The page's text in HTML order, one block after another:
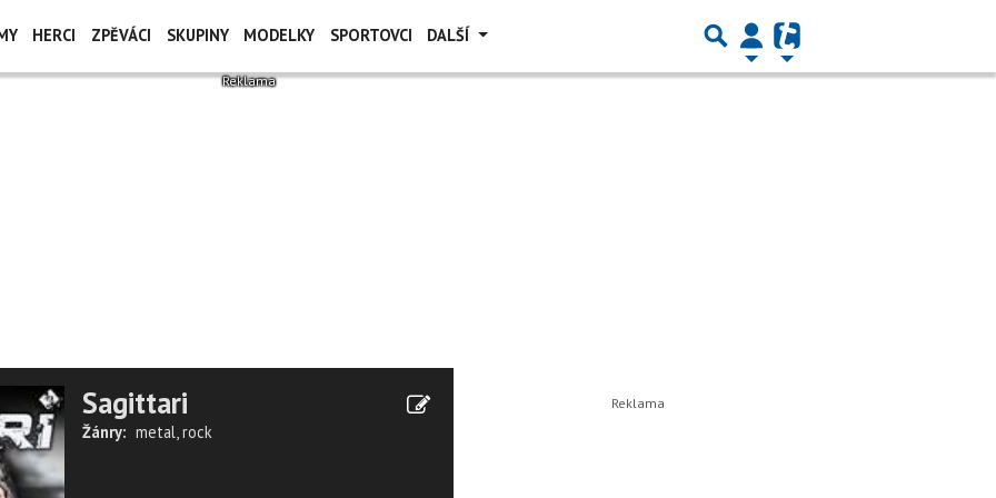
HERCI ZPĚVÁCI SKUPINY MODELKY SPORTOVCI DALŠÍ
Sagittari
Žánry: metal,rock